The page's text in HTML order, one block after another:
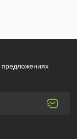
предложениях